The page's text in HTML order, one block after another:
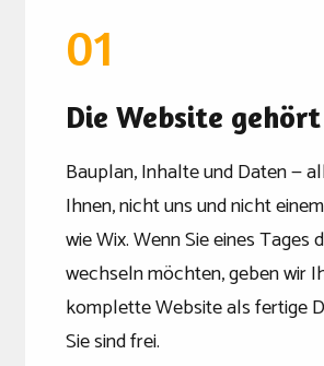
01
Die Website
Bauplan, Inhalte und Daten —
Ihnen, nicht uns und nicht
wie Wix. Wenn Sie eines Tages
wechseln möchten, geben wir
komplette Website als fertige
Sie sind frei.